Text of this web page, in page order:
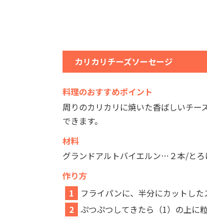
カリカリチーズソーセージ
料理のおすすめポイント
周りのカリカリに焼いた香ばしいチ
できます。
材料
グランドアルトバイエルン…２本/と
作り方
1
フライパンに、半分にカットした
2 ぷつぷつしてきたら（1）の上に